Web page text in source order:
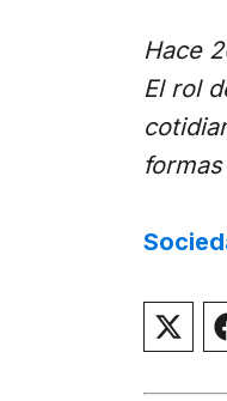
Hace
El rol
en